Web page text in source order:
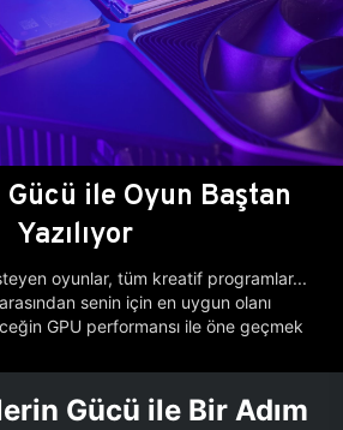
Gücü ile Oyun Baştan
Yazılıyor
oyunlar, tüm kreatif programlar...
senin için en uygun olanı
GPU performansı ile öne geçmek
Gücü ile Bir Adım